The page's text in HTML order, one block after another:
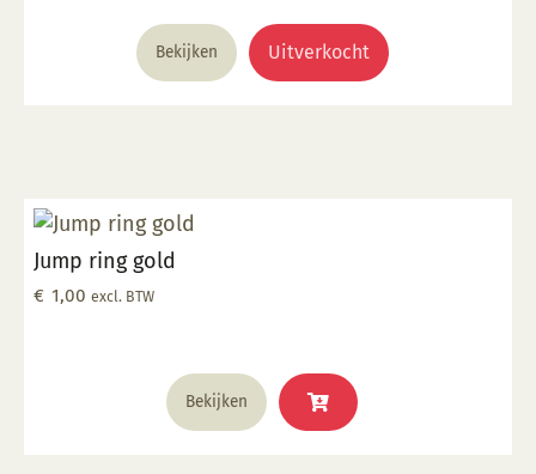
Bekijken Uitverkocht
Jump ring gold
€ 1,00 excl. BTW
Bekijken